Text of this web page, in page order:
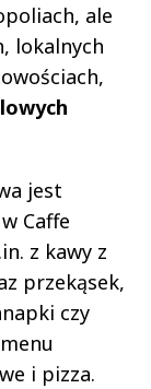
ale
lokalnych
jest
Caffe
z kawy z
przekąsek,
czy
i pizza.